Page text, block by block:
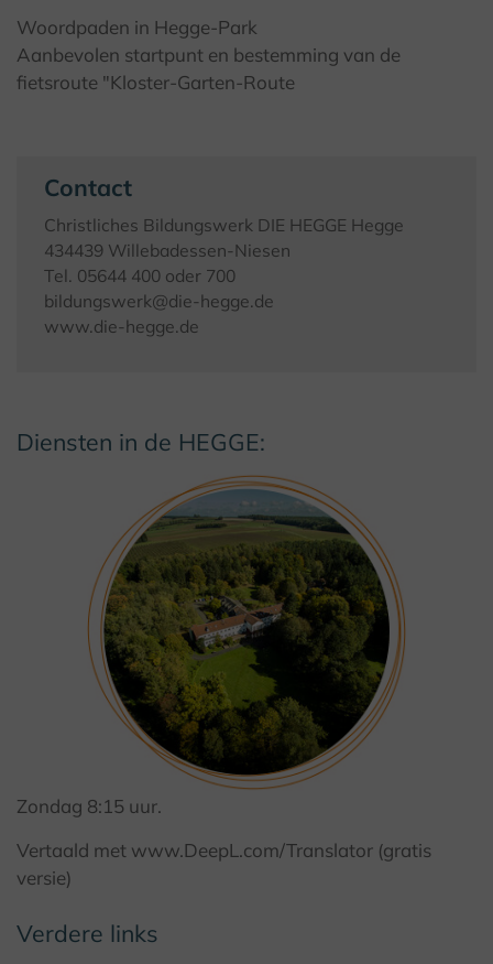
Woordpaden in Hegge-Park
Aanbevolen startpunt en bestemming van de
fietsroute "Kloster-Garten-Route
Contact
Christliches Bildungswerk DIE HEGGE Hegge
434439 Willebadessen-Niesen
Tel. 05644 400 oder 700
bildungswerk@die-hegge.de
www.die-hegge.de
Diensten in de HEGGE:
Zondag 8:15 uur.
Vertaald met www.DeepL.com/Translator (gratis
versie)
Verdere links